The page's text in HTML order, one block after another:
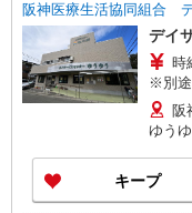
阪神医療生活協同組合
デイ
時
※別途
阪
ゆう
キープ